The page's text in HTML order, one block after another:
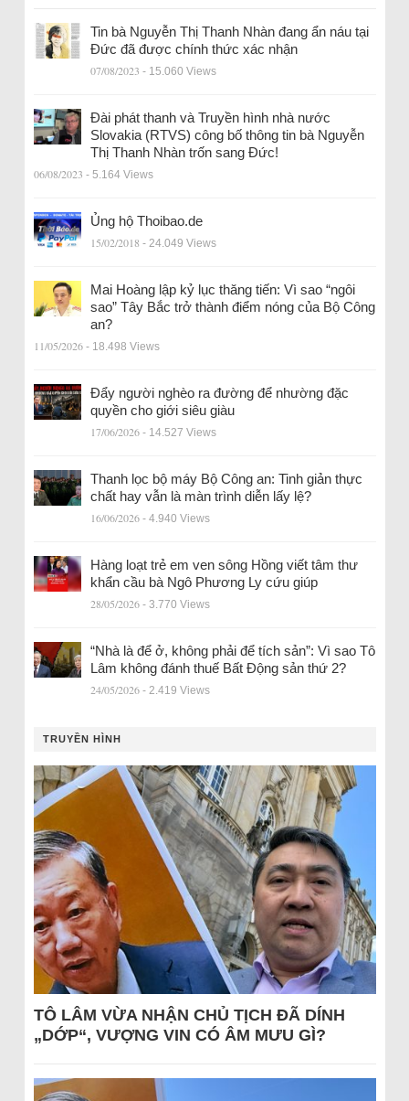
Tin bà Nguyễn Thị Thanh Nhàn đang ẩn náu tại
Đức đã được chính thức xác nhận
07/08/2023 - 15.060 Views
Đài phát thanh và Truyền hình nhà nước
Slovakia (RTVS) công bố thông tin bà Nguyễn
Thị Thanh Nhàn trốn sang Đức!
06/08/2023 - 5.164 Views
Ủng hộ Thoibao.de
15/02/2018 - 24.049 Views
Mai Hoàng lập kỷ lục thăng tiến: Vì sao “ngôi
sao” Tây Bắc trở thành điểm nóng của Bộ Công
an?
11/05/2026 - 18.498 Views
Đẩy người nghèo ra đường để nhường đặc
quyền cho giới siêu giàu
17/06/2026 - 14.527 Views
Thanh lọc bộ máy Bộ Công an: Tinh giản thực
chất hay vẫn là màn trình diễn lấy lệ?
16/06/2026 - 4.940 Views
Hàng loạt trẻ em ven sông Hồng viết tâm thư
khẩn cầu bà Ngô Phương Ly cứu giúp
28/05/2026 - 3.770 Views
“Nhà là để ở, không phải để tích sản”: Vì sao Tô
Lâm không đánh thuế Bất Động sản thứ 2?
24/05/2026 - 2.419 Views
TRUYỀN HÌNH
TÔ LÂM VỪA NHẬN CHỦ TỊCH ĐÃ DÍNH
„DỚP“, VƯỢNG VIN CÓ ÂM MƯU GÌ?